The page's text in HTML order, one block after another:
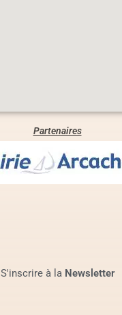
Partenaires
S'inscrire à la Newsletter